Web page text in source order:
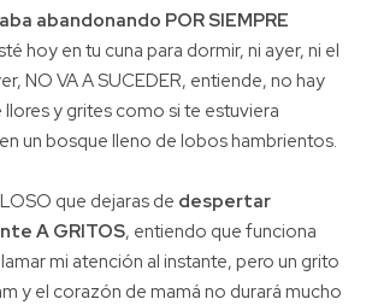
abandonando POR SIEMPRE
hoy en tu cuna para dormir, ni ayer, ni el
NO VA A SUCEDER, entiende, no hay
llores y grites como si te estuviera
un bosque lleno de lobos hambrientos.
que dejaras de despertar
A GRITOS, entiendo que funciona
mi atención al instante, pero un grito
y el corazón de mamá no durará mucho